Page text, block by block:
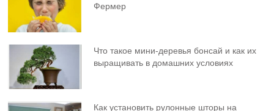
Фермер
Что такое мини-деревья бонсай и как их
выращивать в домашних условиях
Как установить рулонные шторы на